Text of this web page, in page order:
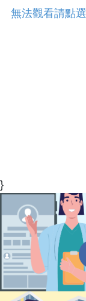
無法觀看請點選
}